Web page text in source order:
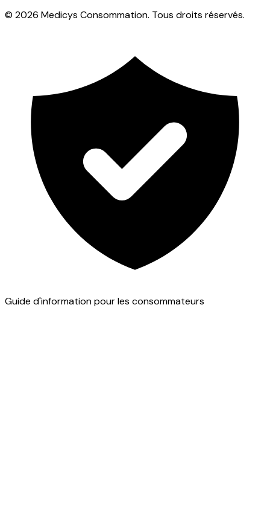
© 2026 Medicys Consommation. Tous droits réservés.
Guide d'information pour les consommateurs